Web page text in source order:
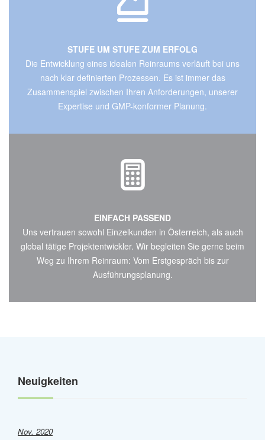
STUFE UM STUFE ZUM ERFOLG
Die Entwicklung eines idealen Reinraums verläuft bei uns
nach klar definierten Prozessen. Es ist immer das
Zusammenspiel zwischen Ihren Anforderungen, unserer
Expertise und GMP-konformer Planung.
EINFACH PASSEND
Uns vertrauen sowohl Einzelkunden in Österreich, als auch
global tätige Projektentwickler. Wir begleiten Sie gerne beim
Weg zu Ihrem Reinraum: Vom Erstgespräch bis zur
Ausführungsplanung.
Neuigkeiten
Nov. 2020